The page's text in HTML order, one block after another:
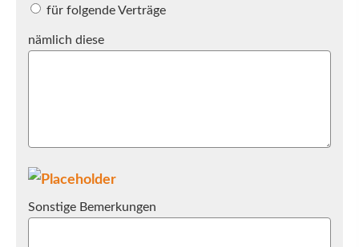
für folgende Verträge
nämlich diese
Sonstige Bemerkungen